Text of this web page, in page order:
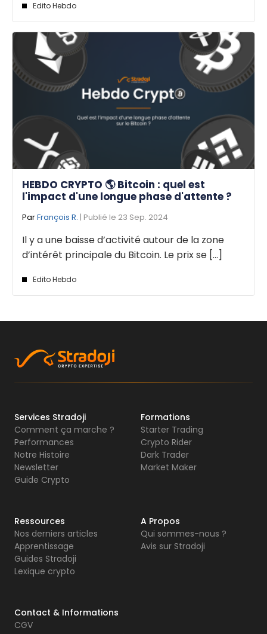
Edito Hebdo
HEBDO CRYPTO 🌎 Bitcoin : quel est
l'impact d'une longue phase d'attente ?
ParFrançois R. | Publié le 23 Sep. 2024
Il y a une baisse d’activité autour de la zone
d’intérêt principale du Bitcoin. Le prix se [...]
Edito Hebdo
Services Stradoji
Comment ça marche ?
Performances
Notre Histoire
Newsletter
Guide Crypto
Formations
Starter Trading
Crypto Rider
Dark Trader
Market Maker
Ressources
Nos derniers articles
Apprentissage
Guides Stradoji
Lexique crypto
A Propos
Qui sommes-nous ?
Avis sur Stradoji
Contact & Informations
CGV